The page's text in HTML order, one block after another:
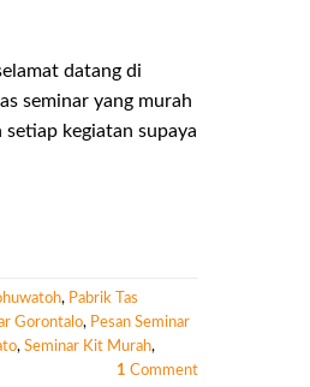
datang di
seminar yang murah
kegiatan supaya
, Pabrik Tas
Gorontalo, Pesan Seminar
, Seminar Kit Murah,
1 Comment